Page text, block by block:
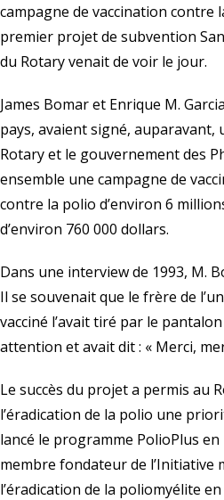
campagne de vaccination contre
premier projet de subvention
du Rotary venait de voir le jour.
James Bomar et Enrique M.
pays, avaient signé, auparavant,
Rotary et le gouvernement des
ensemble une campagne de
contre la polio d’environ 6
d’environ 760 000 dollars.
Dans une interview de 1993, M.
Il se souvenait que le frère de
vacciné l’avait tiré par le
attention et avait dit : « Merci,
Le succès du projet a permis au
l’éradication de la polio une
lancé le programme PolioPlus
membre fondateur de l’Initiative
l’éradication de la poliomyélite en